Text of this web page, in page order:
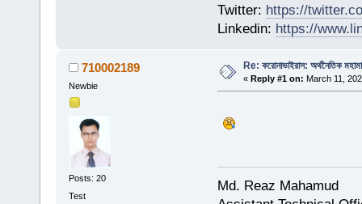
Twitter: https://
Linkedin: https://
710002189
Newbie
Posts: 20
Test
Re: করোনাভাইরাস: অর্থনৈতিক
« Reply #1 on: March 11,
Md. Reaz Mahamud